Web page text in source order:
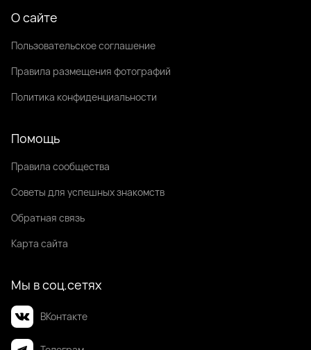
О сайте
Пользовательское соглашение
Правила размещения фотографий
Политика конфиденциальности
Помощь
Правила сообщества
Советы для успешных знакомств
Обратная связь
Карта сайта
Мы в соц.сетях
ВКонтакте